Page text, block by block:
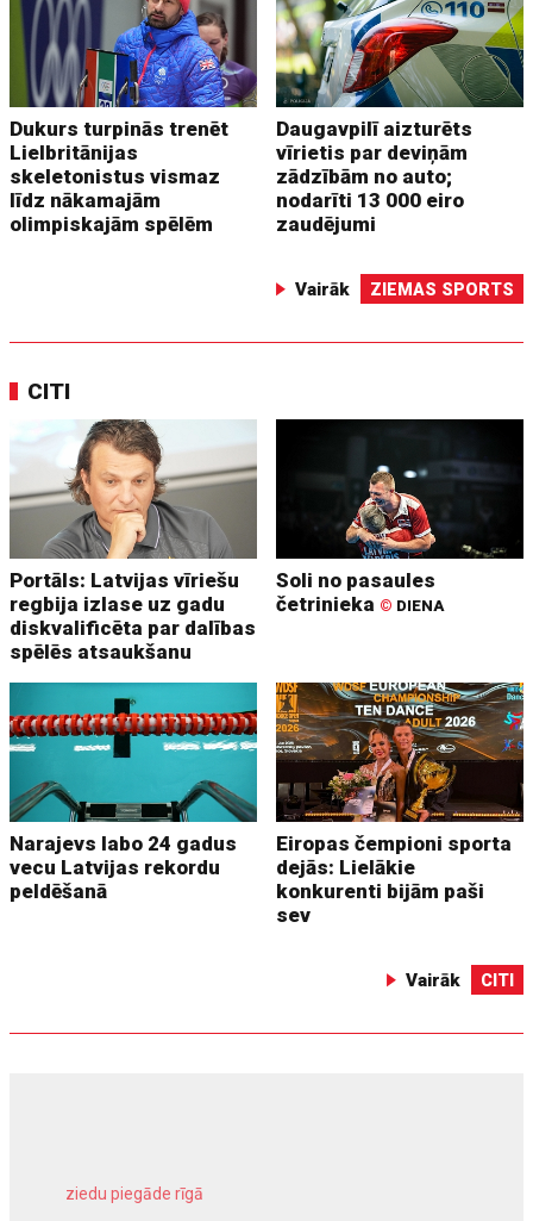
Dukurs turpinās trenēt
Lielbritānijas
skeletonistus vismaz
līdz nākamajām
olimpiskajām spēlēm
Daugavpilī aizturēts
vīrietis par deviņām
zādzībām no auto;
nodarīti 13 000 eiro
zaudējumi
Vairāk ZIEMAS SPORTS
CITI
Portāls: Latvijas vīriešu
regbija izlase uz gadu
diskvalificēta par dalības
spēlēs atsaukšanu
Soli no pasaules
četrinieka © DIENA
Narajevs labo 24 gadus
vecu Latvijas rekordu
peldēšanā
Eiropas čempioni sporta
dejās: Lielākie
konkurenti bijām paši
sev
Vairāk CITI
ziedu piegāde rīgā